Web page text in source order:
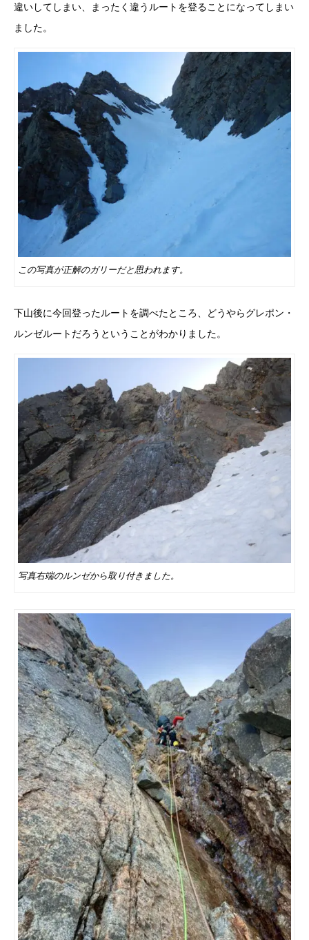
違いしてしまい、まったく違うルートを登ることになってしまい
ました。
この写真が正解のガリーだと思われます。
下山後に今回登ったルートを調べたところ、どうやらグレポン・
ルンゼルートだろうということがわかりました。
写真右端のルンゼから取り付きました。